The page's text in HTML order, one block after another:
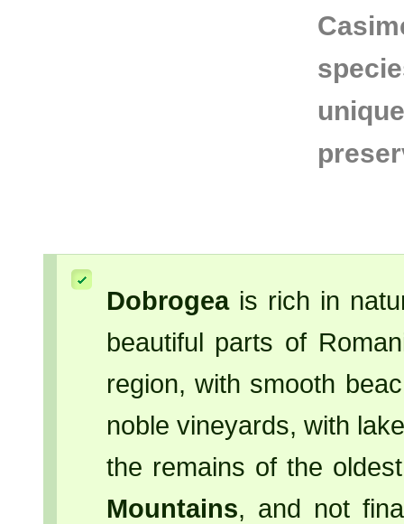
Dobrogeais rich in
beautiful parts of
region, with smooth
noble vineyards, with
the remains of the
Mountains, and not